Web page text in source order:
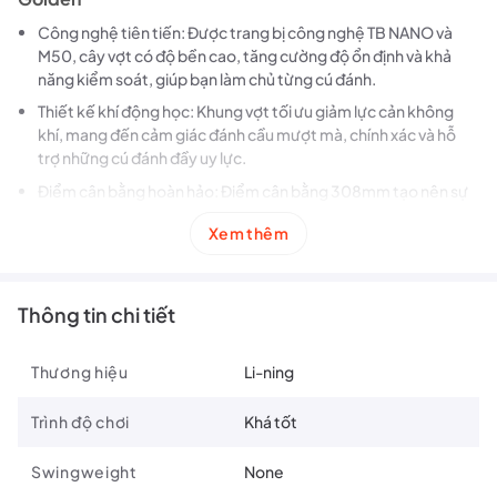
Công nghệ tiên tiến: Được trang bị công nghệ TB NANO và
M50, cây vợt có độ bền cao, tăng cường độ ổn định và khả
năng kiểm soát, giúp bạn làm chủ từng cú đánh.
Thiết kế khí động học: Khung vợt tối ưu giảm lực cản không
khí, mang đến cảm giác đánh cầu mượt mà, chính xác và hỗ
trợ những cú đánh đầy uy lực.
Điểm cân bằng hoàn hảo: Điểm cân bằng 308mm tạo nên sự
hợp cho các lối đánh đa dạng.
Hợp Với
chinh phục mọi trận đấu.
thể hiện bản thân.
Xem thêm
Thông tin chi tiết
Thương hiệu Li-ning
Trình độ chơi Khá tốt
Swingweight None